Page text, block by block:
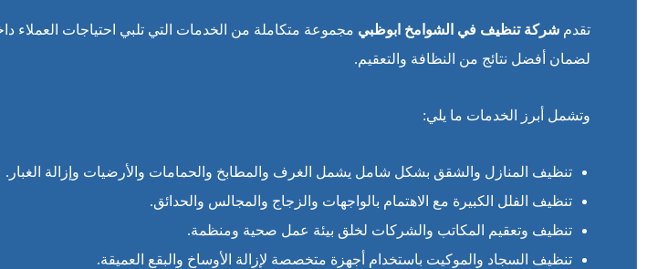
تقدم شركة تنظيف في الشوامخ ابوظبي مجموعة متكاملة من الخدمات التي تلبي احتياجات العملاء
لضمان أفضل نتائج من النظافة والتعقيم.
وتشمل أبرز الخدمات ما يلي:
تنظيف المنازل والشقق بشكل شامل يشمل الغرف والمطابخ والحمامات والأرضيات وإزالة الغبار.
تنظيف الفلل الكبيرة مع الاهتمام بالواجهات والزجاج والمجالس والحدائق.
تنظيف وتعقيم المكاتب والشركات لخلق بيئة عمل صحية ومنظمة.
تنظيف السجاد والموكيت باستخدام أجهزة متخصصة لإزالة الأوساخ والبقع العميقة.